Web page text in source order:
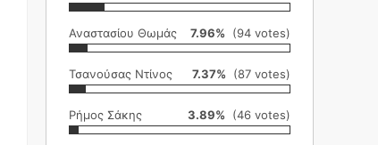
Αναστασίου Θωμάς 7.96% (94 votes)
Τσανούσας Ντίνος 7.37% (87 votes)
Ρήμος Σάκης 3.89% (46 votes)